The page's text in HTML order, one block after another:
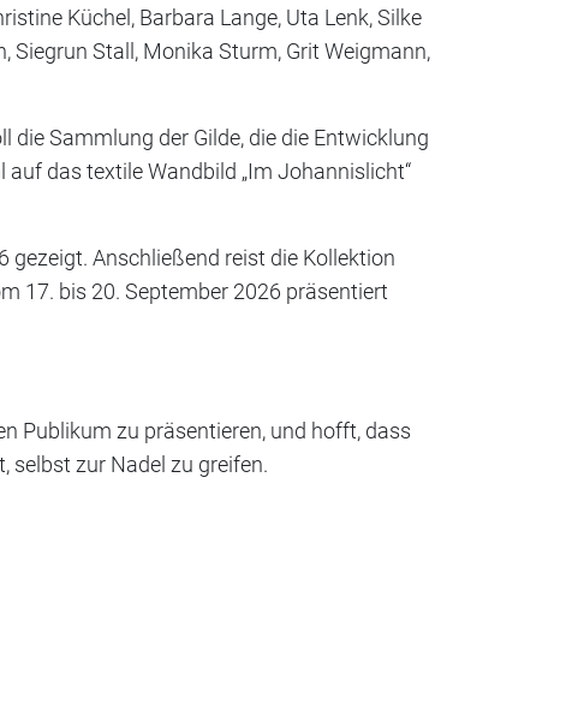
Küchel, Barbara Lange, Uta Lenk, Silke
Siegrun Stall, Monika Sturm, Grit Weigmann,
Sammlung der Gilde, die die Entwicklung
das textile Wandbild „Im Johannislicht“
Anschließend reist die Kollektion
17. bis 20. September 2026 präsentiert
Publikum zu präsentieren, und hofft, dass
selbst zur Nadel zu greifen.